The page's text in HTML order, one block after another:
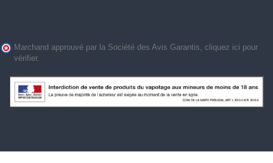
Marchand approuvé par la Société des Avis Garantis, cliquez ici pour
vérifier.